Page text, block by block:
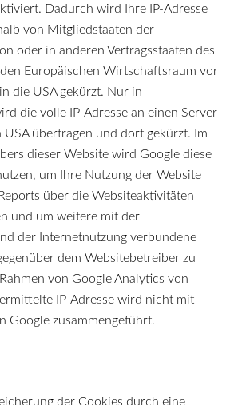
Dadurch wird Ihre IP-Adresse
von Mitgliedstaaten der
oder in anderen Vertragsstaaten des
Europäischen Wirtschaftsraum vor
die USA gekürzt. Nur in
die volle IP-Adresse an einen Server
übertragen und dort gekürzt. Im
dieser Website wird Google diese
um Ihre Nutzung der Website
über die Websiteaktivitäten
und um weitere mit der
der Internetnutzung verbundene
dem Websitebetreiber zu
von Google Analytics von
IP-Adresse wird nicht mit
Google zusammengeführt.
der Cookies durch eine